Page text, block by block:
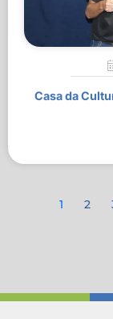
Casa da
1 2